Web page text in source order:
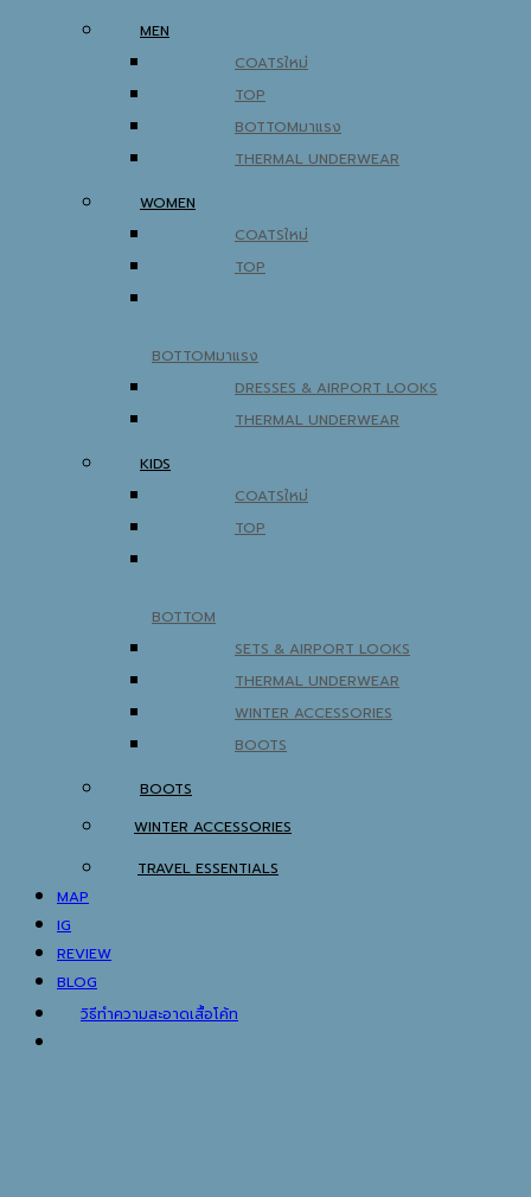
MEN
COATS
TOP
BOTTOM
THERMAL UNDERWEAR
WOMEN
COATS
TOP
BOTTOM
DRESSES & AIRPORT LOOKS
THERMAL UNDERWEAR
KIDS
COATS
TOP
BOTTOM
SETS & AIRPORT LOOKS
THERMAL UNDERWEAR
WINTER ACCESSORIES
BOOTS
BOOTS
WINTER ACCESSORIES
TRAVEL ESSENTIALS
MAP
IG
REVIEW
BLOG
วิธีทำความสะอาดเสื้อโค้ท